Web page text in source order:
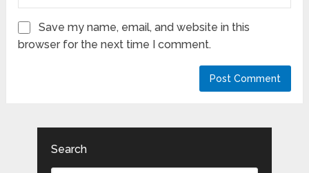
Save my name, email, and website in this
browser for the next time I comment.
Search